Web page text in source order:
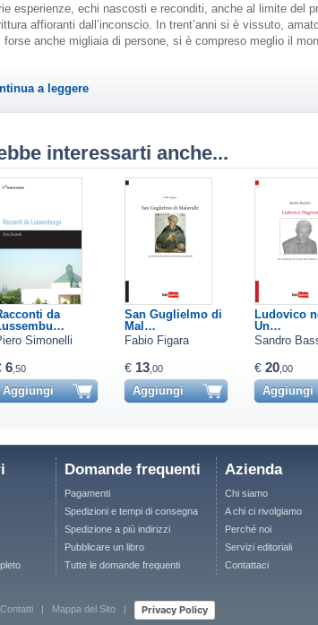
esperienze, echi nascosti e reconditi, anche al limite del
affioranti dall’inconscio. In trent’anni si è vissuto,
forse anche migliaia di persone, si è compreso meglio il
a leggere
interessarti anche...
da
Simonelli
6,50
Aggiungi
San Guglielmo di
Mal…
Fabio Figara
€ 13,00
Aggiungi
Ludovico
Un…
Sandro
€ 20,00
Aggiungi
Domande frequenti
Pagamenti
Spedizioni e tempi di consegna
Spedizione a più indirizzi
Pubblicare un libro
Tutte le domande frequenti
Azienda
Chi siamo
A chi ci rivolgiamo
Perché noi
Servizi editoriali
Contattaci
Contatti Mappa del Sito Privacy Policy